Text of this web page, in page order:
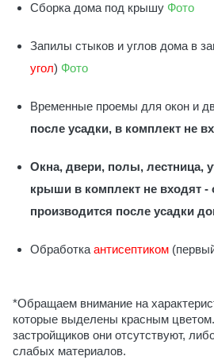
Сборка дома под крышу Фото
Запилы стыков и углов дома в
угол) Фото
Временные проемы для окон и
после усадки, в комплект не
Окна, двери, полы, лестница,
крыши в комплект не входят -
производится после усадки
Обработка антисептиком
*Обращаем внимание на
которые выделены красным
застройщиков они отсутствуют,
слабых материалов.